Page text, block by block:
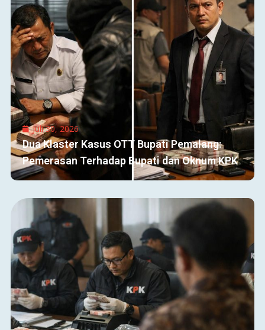
Juli 30, 2026
Dua Klaster Kasus OTT Bupati Pemalang:
Pemerasan Terhadap Bupati dan Oknum KPK